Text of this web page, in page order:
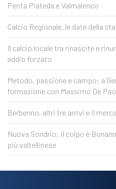
Penta Piateda e Valmalenco
Calcio Regionale, le date della
Il calcio locale tra rinascite e
addio forzato
Metodo, passione e campo: a
formazione con Massimo De
Berbenno, altri tre arrivi e il
Nuova Sondrio: il colpo è
più valtellinese